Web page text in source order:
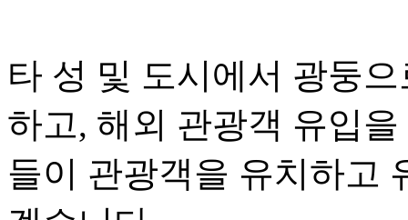
타 성 및 도시에서 광둥
하고, 해외 관광객 유입
들이 관광객을 유치하고